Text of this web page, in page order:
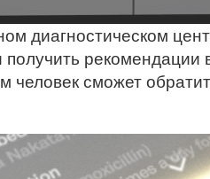
диагностическом
рекомендации
человек сможет